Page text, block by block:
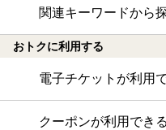
関連キーワードから
おトクに利用する
電子チケットが利用
クーポンが利用でき